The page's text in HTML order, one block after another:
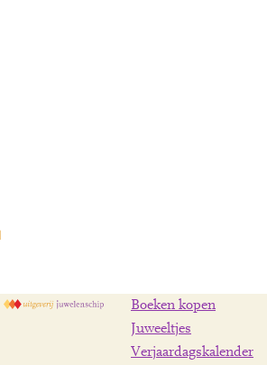
Boeken kopen
Juweeltjes
Verjaardagskalender